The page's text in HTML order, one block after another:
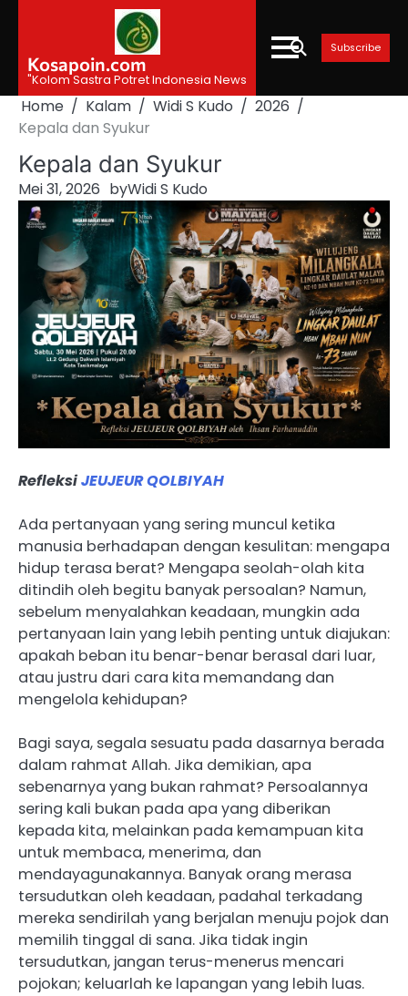
contentKosapoin.com
"Kolom Sastra Potret Indonesia News
Subscribe
Home Kalam Widi S Kudo
2026
Kepala dan Syukur
Kepala dan Syukur
Mei 31, 2026 byWidi S Kudo
RefleksiJEUJEUR QOLBIYAH
Ada pertanyaan yang sering muncul ketika
manusia berhadapan dengan kesulitan: mengapa
hidup terasa berat? Mengapa seolah-olah kita
ditindih oleh begitu banyak persoalan? Namun,
sebelum menyalahkan keadaan, mungkin ada
pertanyaan lain yang lebih penting untuk diajukan:
apakah beban itu benar-benar berasal dari luar,
atau justru dari cara kita memandang dan
mengelola kehidupan?
Bagi saya, segala sesuatu pada dasarnya berada
dalam rahmat Allah. Jika demikian, apa
sebenarnya yang bukan rahmat? Persoalannya
sering kali bukan pada apa yang diberikan
kepada kita, melainkan pada kemampuan kita
untuk membaca, menerima, dan
mendayagunakannya. Banyak orang merasa
tersudutkan oleh keadaan, padahal terkadang
mereka sendirilah yang berjalan menuju pojok dan
memilih tinggal di sana. Jika tidak ingin
tersudutkan, jangan terus-menerus mencari
pojokan; keluarlah ke lapangan yang lebih luas.